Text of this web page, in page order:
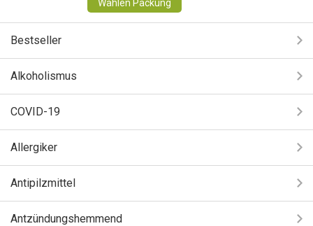
Wählen Packung
Bestseller
Alkoholismus
COVID-19
Allergiker
Antipilzmittel
Antzündungshemmend